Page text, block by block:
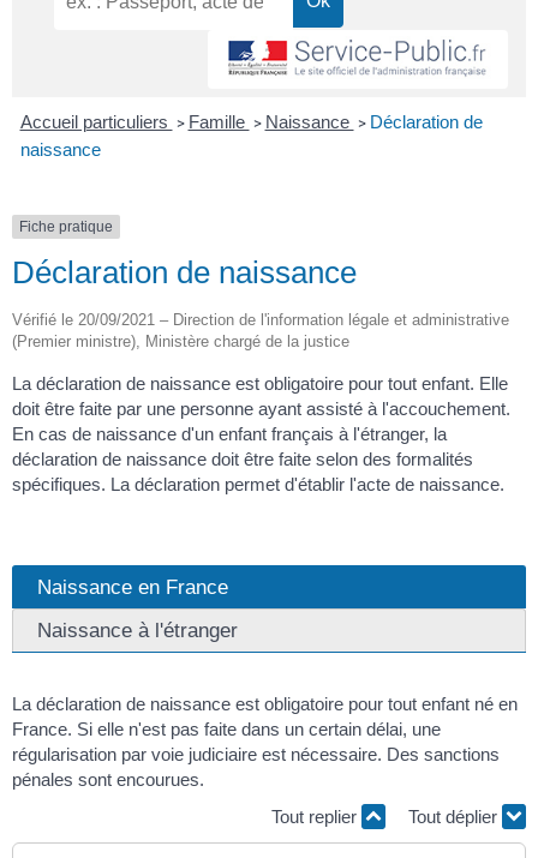
Accueil particuliers > Famille > Naissance > Déclaration de
naissance
Fiche pratique
Déclaration de naissance
Vérifié le 20/09/2021 – Direction de l'information légale et administrative
(Premier ministre), Ministère chargé de la justice
La déclaration de naissance est obligatoire pour tout enfant. Elle
doit être faite par une personne ayant assisté à l'accouchement.
En cas de naissance d'un enfant français à l'étranger, la
déclaration de naissance doit être faite selon des formalités
spécifiques. La déclaration permet d'établir l'acte de naissance.
Naissance en France
Naissance à l'étranger
La déclaration de naissance est obligatoire pour tout enfant né en
France. Si elle n'est pas faite dans un certain délai, une
régularisation par voie judiciaire est nécessaire. Des sanctions
pénales sont encourues.
Tout replier
Tout déplier